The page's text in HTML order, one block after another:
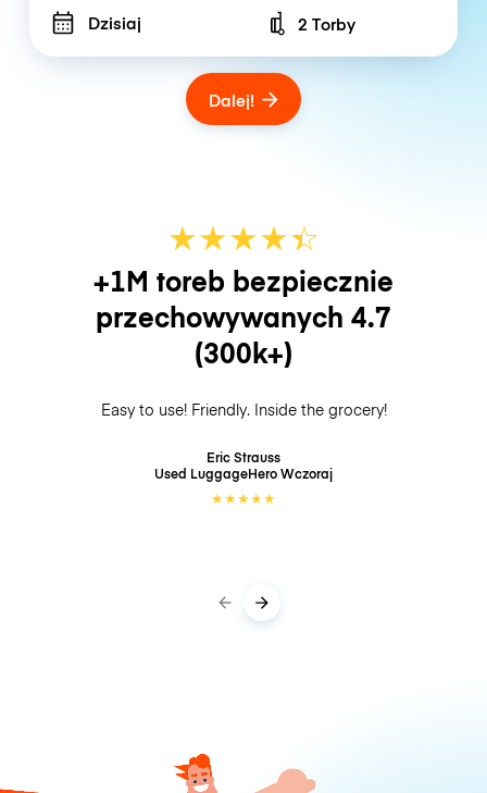
Dzisiaj Number of bags
2 Torby
Dalej!
★★★★☆
★
+1M toreb bezpiecznie
przechowywanych 4.7
(300k+)
Easy to use! Friendly. Inside the grocery!
Eric Strauss
Used LuggageHeroWczoraj
★★★★★